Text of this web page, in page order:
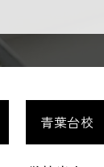
青葉台校